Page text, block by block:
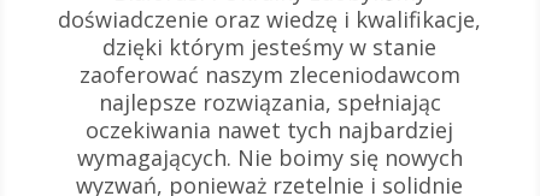
doświadczenie oraz wiedzę i kwalifikacje,
dzięki którym jesteśmy w stanie
zaoferować naszym zleceniodawcom
najlepsze rozwiązania, spełniając
oczekiwania nawet tych najbardziej
wymagających. Nie boimy się nowych
wyzwań, ponieważ rzetelnie i solidnie